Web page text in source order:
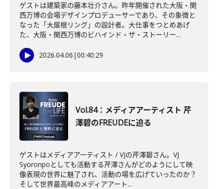
ゲストは建築家の藤本壮介さん。昨年開催された大阪・関
西万博の会場デザインプロデューサーであり、その象徴と
なった「大屋根リング」の設計者。大仕事をつとめあげ
た、大阪・関西万博のビハインド・ザ・ストーリー...
2026.04.06 |00:40:29
Vol.84：メディアアーティスト 芹
澤碧のFREUDEに迫る
ゲストはメディアアーティスト / VJの芹澤碧さん。VJ
Syoronpoとしても活動する芹澤さんがどのようにして映
像表現の世界に魅了され、活動の場を広げていったのか？
そして世界最高峰のメディアアート...